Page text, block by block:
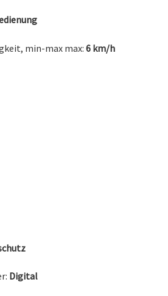
min-max max:6 km/h
Digital